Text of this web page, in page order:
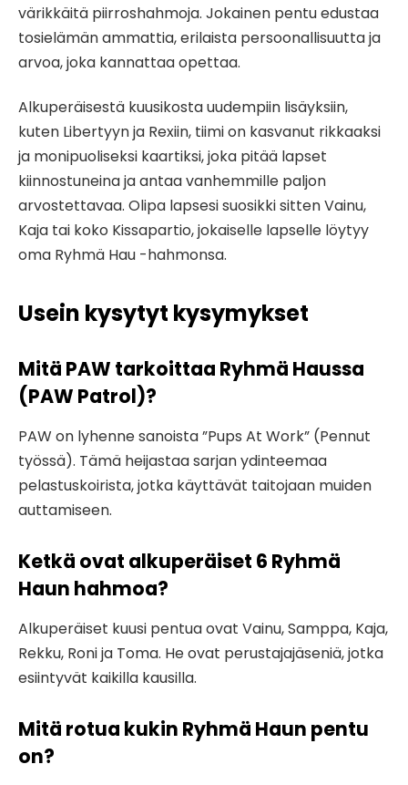
värikkäitä piirroshahmoja. Jokainen pentu edustaa
tosielämän ammattia, erilaista persoonallisuutta ja
arvoa, joka kannattaa opettaa.
Alkuperäisestä kuusikosta uudempiin lisäyksiin,
kuten Libertyyn ja Rexiin, tiimi on kasvanut rikkaaksi
ja monipuoliseksi kaartiksi, joka pitää lapset
kiinnostuneina ja antaa vanhemmille paljon
arvostettavaa. Olipa lapsesi suosikki sitten Vainu,
Kaja tai koko Kissapartio, jokaiselle lapselle löytyy
oma Ryhmä Hau -hahmonsa.
Usein kysytyt kysymykset
Mitä PAW tarkoittaa Ryhmä Haussa
(PAW Patrol)?
PAW on lyhenne sanoista ”Pups At Work” (Pennut
työssä). Tämä heijastaa sarjan ydinteemaa
pelastuskoirista, jotka käyttävät taitojaan muiden
auttamiseen.
Ketkä ovat alkuperäiset 6 Ryhmä
Haun hahmoa?
Alkuperäiset kuusi pentua ovat Vainu, Samppa, Kaja,
Rekku, Roni ja Toma. He ovat perustajajäseniä, jotka
esiintyvät kaikilla kausilla.
Mitä rotua kukin Ryhmä Haun pentu
on?